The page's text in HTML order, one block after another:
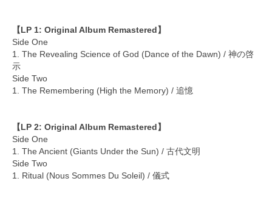
【LP 1: Original Album Remastered】
Side One
1. The Revealing Science of God (Dance of the Dawn) / 神の啓
示
Side Two
1. The Remembering (High the Memory) / 追憶
【LP 2: Original Album Remastered】
Side One
1. The Ancient (Giants Under the Sun) / 古代文明
Side Two
1. Ritual (Nous Sommes Du Soleil) / 儀式